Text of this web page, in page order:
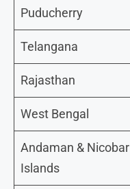
Puducherry
Telangana
Rajasthan
West Bengal
Andaman & Nicobar
Islands